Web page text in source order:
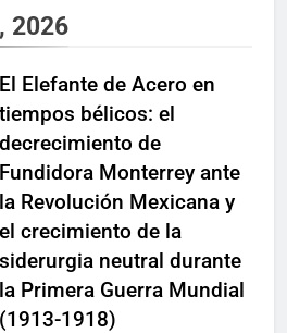
2026
El Elefante de Acero en
tiempos bélicos: el
decrecimiento de
Fundidora Monterrey ante
la Revolución Mexicana y
el crecimiento de la
siderurgia neutral durante
la Primera Guerra Mundial
(1913-1918)